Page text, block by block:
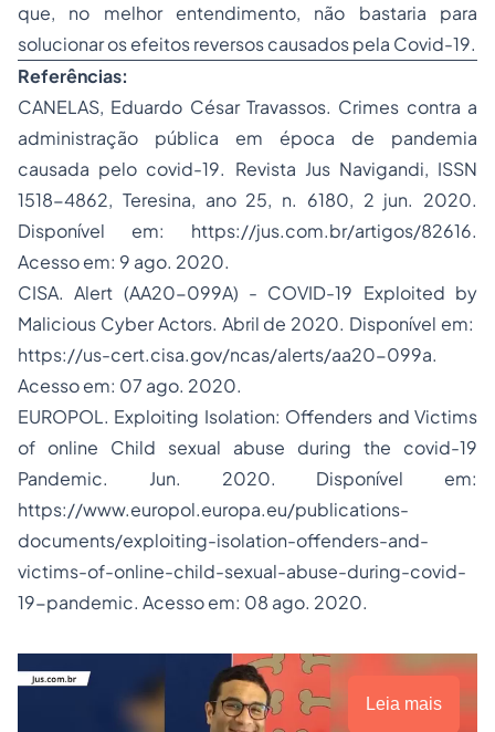
que, no melhor entendimento, não bastaria para
solucionar os efeitos reversos causados pela Covid-19.
Referências:
CANELAS, Eduardo César Travassos. Crimes contra a
administração pública em época de pandemia
causada pelo covid-19. Revista Jus Navigandi, ISSN
1518-4862, Teresina, ano 25, n. 6180, 2 jun. 2020.
Disponível em: https://jus.com.br/artigos/82616.
Acesso em: 9 ago. 2020.
CISA. Alert (AA20-099A) - COVID-19 Exploited by
Malicious Cyber Actors. Abril de 2020. Disponível em:
https://us-cert.cisa.gov/ncas/alerts/aa20-099a.
Acesso em: 07 ago. 2020.
EUROPOL. Exploiting Isolation: Offenders and Victims
of online Child sexual abuse during the covid-19
Pandemic. Jun. 2020. Disponível em:
https://www.europol.europa.eu/publications-
documents/exploiting-isolation-offenders-and-
victims-of-online-child-sexual-abuse-during-covid-
19-pandemic. Acesso em: 08 ago. 2020.
Leia mais